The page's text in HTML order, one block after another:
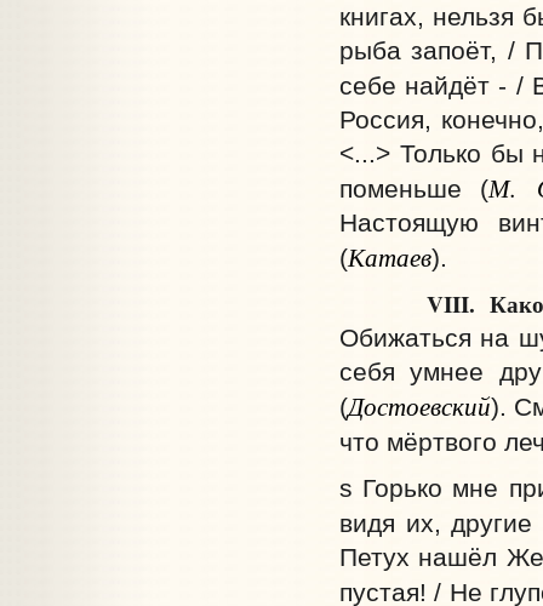
книгах, нельзя
рыба запоёт, /
себе найдёт - /
Россия,
<...> Только бы
поменьше (М.
Настоящую
(Катаев).
VIII.
Обижаться на
себя умнее
(Достоевский).
что мёртвого
s Горько мне
видя их,
Петух нашёл
пустая! / Не